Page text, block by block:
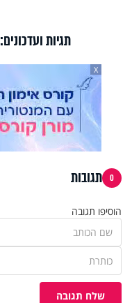
תגיות ועדכונים:
X
0 תגובות
הוסיפו תגובה
שלח תגובה